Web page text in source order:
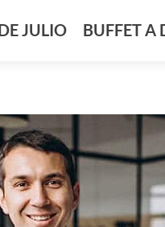
JULIO BUFFET A